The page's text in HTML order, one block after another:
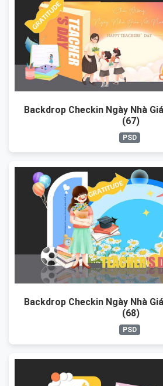
Backdrop Checkin Ngày Nhà
(67)
PSD
Backdrop Checkin Ngày Nhà
(68)
PSD